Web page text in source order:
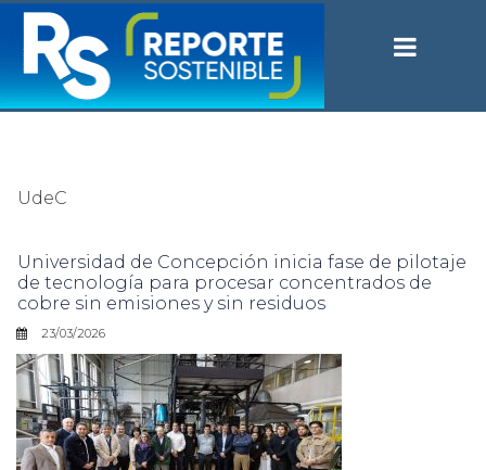
UdeC
Universidad de Concepción inicia fase de pilotaje
de tecnología para procesar concentrados de
cobre sin emisiones y sin residuos
23/03/2026